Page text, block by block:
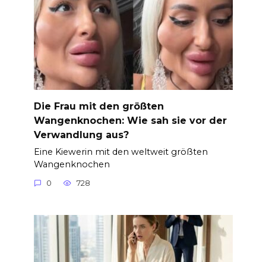
Die Frau mit den größten
Wangenknochen: Wie sah sie vor der
Verwandlung aus?
Eine Kiewerin mit den weltweit größten
Wangenknochen
0 728